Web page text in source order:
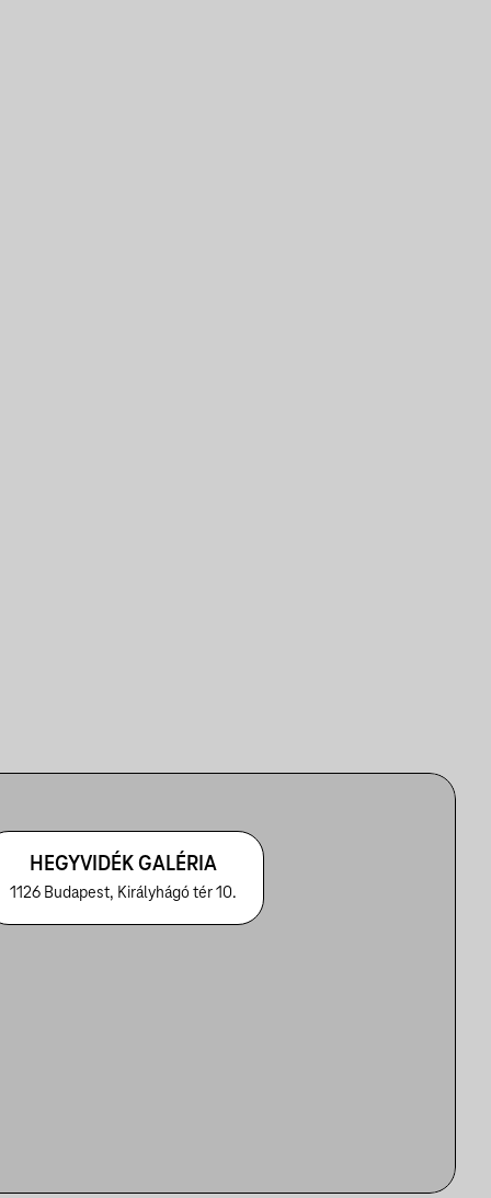
HEGYVIDÉK GALÉRIA
1126 Budapest, Királyhágó tér 10.